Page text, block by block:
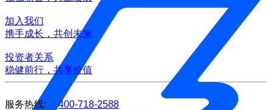
加入我们
携手成长，共创未来
投资者关系
稳健前行，共享价值
服务热线:
400-718-2588